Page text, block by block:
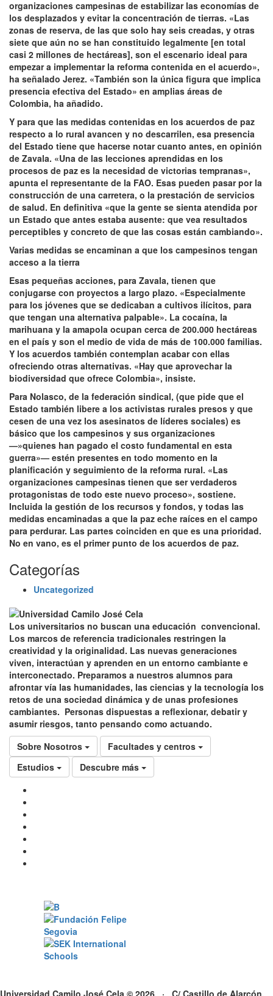
organizaciones campesinas de estabilizar las economías de
los desplazados y evitar la concentración de tierras. «Las
zonas de reserva, de las que solo hay seis creadas, y otras
siete que aún no se han constituido legalmente [en total
casi 2 millones de hectáreas], son el escenario ideal para
empezar a implementar la reforma contenida en el acuerdo»,
ha señalado Jerez. «También son la única figura que implica
presencia efectiva del Estado» en amplias áreas de
Colombia, ha añadido.
Y para que las medidas contenidas en los acuerdos de paz
respecto a lo rural avancen y no descarrilen, esa presencia
del Estado tiene que hacerse notar cuanto antes, en opinión
de Zavala. «Una de las lecciones aprendidas en los
procesos de paz es la necesidad de victorias tempranas»,
apunta el representante de la FAO. Esas pueden pasar por la
construcción de una carretera, o la prestación de servicios
de salud. En definitiva «que la gente se sienta atendida por
un Estado que antes estaba ausente: que vea resultados
perceptibles y concreto de que las cosas están cambiando».
Varias medidas se encaminan a que los campesinos tengan
acceso a la tierra
Esas pequeñas acciones, para Zavala, tienen que
conjugarse con proyectos a largo plazo. «Especialmente
para los jóvenes que se dedicaban a cultivos ilícitos, para
que tengan una alternativa palpable». La cocaína, la
marihuana y la amapola ocupan cerca de 200.000 hectáreas
en el país y son el medio de vida de más de 100.000 familias.
Y los acuerdos también contemplan acabar con ellas
ofreciendo otras alternativas. «Hay que aprovechar la
biodiversidad que ofrece Colombia», insiste.
Para Nolasco, de la federación sindical, (que pide que el
Estado también libere a los activistas rurales presos y que
cesen de una vez los asesinatos de líderes sociales) es
básico que los campesinos y sus organizaciones
—»quienes han pagado el costo fundamental en esta
guerra»— estén presentes en todo momento en la
planificación y seguimiento de la reforma rural. «Las
organizaciones campesinas tienen que ser verdaderos
protagonistas de todo este nuevo proceso», sostiene.
Incluida la gestión de los recursos y fondos, y todas las
medidas encaminadas a que la paz eche raíces en el campo
para perdurar. Las partes coinciden en que es una prioridad.
No en vano, es el primer punto de los acuerdos de paz.
Categorías
Uncategorized
Los universitarios no buscan una educación convencional.
Los marcos de referencia tradicionales restringen la
creatividad y la originalidad. Las nuevas generaciones
viven, interactúan y aprenden en un entorno cambiante e
interconectado. Preparamos a nuestros alumnos para
afrontar vía las humanidades, las ciencias y la tecnología los
retos de una sociedad dinámica y de unas profesiones
cambiantes. Personas dispuestas a reflexionar, debatir y
asumir riesgos, tanto pensando como actuando.
Sobre Nosotros
Facultades y centros
Estudios
Descubre más